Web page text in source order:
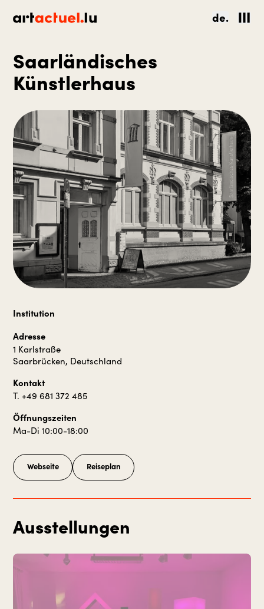
de.
Saarländisches
Künstlerhaus
Institution
Adresse
1 Karlstraße
Saarbrücken, Deutschland
Kontakt
T. +49 681 372 485
Öffnungszeiten
Ma-Di 10:00-18:00
Webseite Reiseplan
Ausstellungen